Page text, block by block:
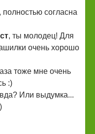
, полностью согласна
, ты молодец! Для
очень хорошо
тоже мне очень
:)
Или выдумка...